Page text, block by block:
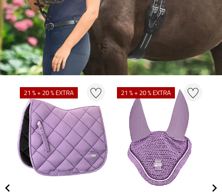
21 % + 20 % EXTRA 21 % + 20 % EXTRA